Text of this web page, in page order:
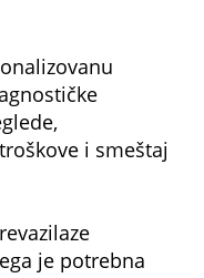
i smeštaj
je potrebna